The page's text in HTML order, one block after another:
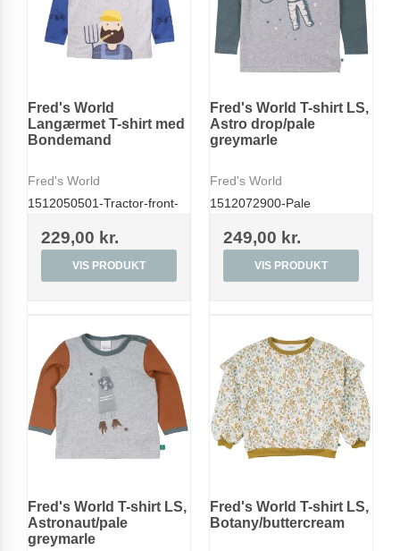
Fred's World
Langærmet T-shirt med
Bondemand
Fred's World
1512050501-Tractor-front-
229,00 kr.
VIS PRODUKT
Fred's World T-shirt LS,
Astro drop/pale
greymarle
Fred's World
1512072900-Pale
249,00 kr.
VIS PRODUKT
Fred's World T-shirt LS,
Astronaut/pale
greymarle
Fred's World T-shirt LS,
Botany/buttercream